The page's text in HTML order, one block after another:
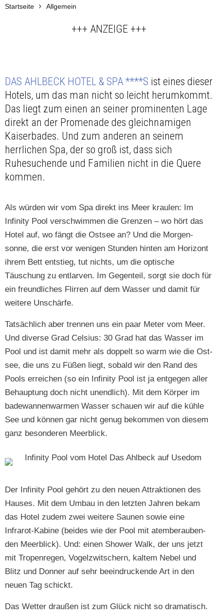
Startseite Allgemein
+++ ANZEIGE +++
DAS AHLBECK HOTEL & SPA ****S ist eines dieser
Hotels, um das man nicht so leicht herumkommt.
Das liegt zum einen an seiner prominenten Lage
direkt an der Promenade des gleichnamigen
Kaiserbades. Und zum anderen an seinem
herrlichen Spa, der so groß ist, dass sich
Ruhesuchende und Familien nicht in die Quere
kommen.
Als wür­den wir vom Spa direkt ins Meer kraulen: Im
Infin­i­ty Pool ver­schwim­men die Gren­zen – wo hört das
Hotel auf, wo fängt die Ost­see an? Und die Mor­gen­
sonne, die erst vor weni­gen Stun­den hin­ten am Hor­i­zont
ihrem Bett entstieg, tut nichts, um die optis­che
Täuschung zu ent­lar­ven. Im Gegen­teil, sorgt sie doch für
ein fre­undlich­es Flir­ren auf dem Wass­er und damit für
weit­ere Unschärfe.
Tat­säch­lich aber tren­nen uns ein paar Meter vom Meer.
Und diverse Grad Cel­sius: 30 Grad hat das Wass­er im
Pool und ist damit mehr als dop­pelt so warm wie die Ost­
see, die uns zu Füßen liegt, sobald wir den Rand des
Pools erre­ichen (so ein Infin­i­ty Pool ist ja ent­ge­gen aller
Behaup­tung doch nicht unendlich). Mit dem Kör­p­er im
bade­wan­nen­war­men Wass­er schauen wir auf die küh­le
See und kön­nen gar nicht genug bekom­men von diesem
ganz beson­deren Meerblick.
Der Infin­i­ty Pool gehört zu den neuen Attrak­tio­nen des
Haus­es. Mit dem Umbau in den let­zten Jahren bekam
das Hotel zudem zwei weit­ere Saunen sowie eine
Infrarot-Kabine (bei­des wie der Pool mit atem­ber­auben­
den Meerblick). Und: einen Show­er Walk, der uns jet­zt
mit Tropen­re­gen, Vogelzwitsch­ern, kaltem Nebel und
Blitz und Don­ner auf sehr beein­druck­ende Art in den
neuen Tag schickt.
Das Wet­ter draußen ist zum Glück nicht so drama­tisch.